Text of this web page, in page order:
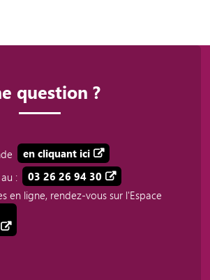
question ?
en cliquant ici
:
03 26 26 94 30
en ligne, rendez-vous sur l'Espace